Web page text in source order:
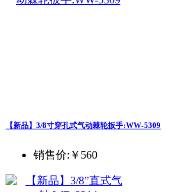
【新品】3/8寸穿孔式气动棘轮扳手:WW-5309
销售价: ￥560